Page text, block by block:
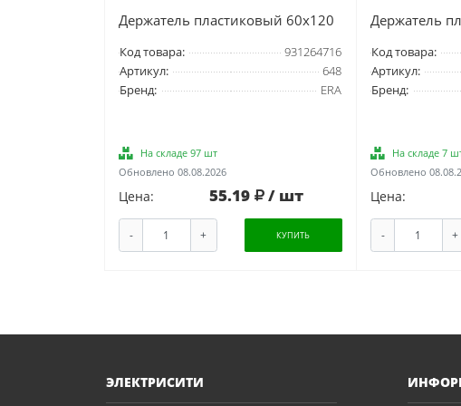
Держатель пластиковый 60х120
Код товара:
931264716
Артикул:
648
Бренд:
ERA
На складе 97 шт
Обновлено 08.08.2026
Цена: 55.19 / шт
- + КУПИТЬ
Держатель
Код товара:
Артикул:
Бренд:
На складе 7
Обновлено
Цена:
- +
ЭЛЕКТРИСИТИ